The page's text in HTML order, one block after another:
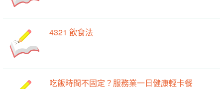
4321 飲食法
吃飯時間不固定？服務業一日健康輕卡餐